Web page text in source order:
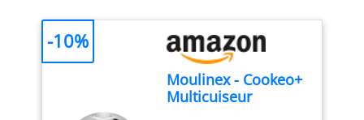
Moulinex - Cookeo+
Multicuiseur
-10%